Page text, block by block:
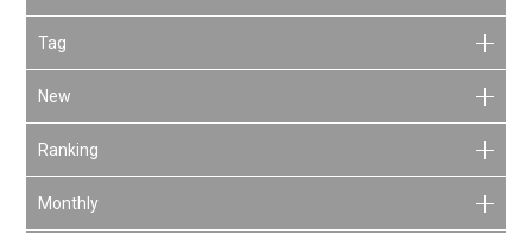
Tag
New
Ranking
Monthly